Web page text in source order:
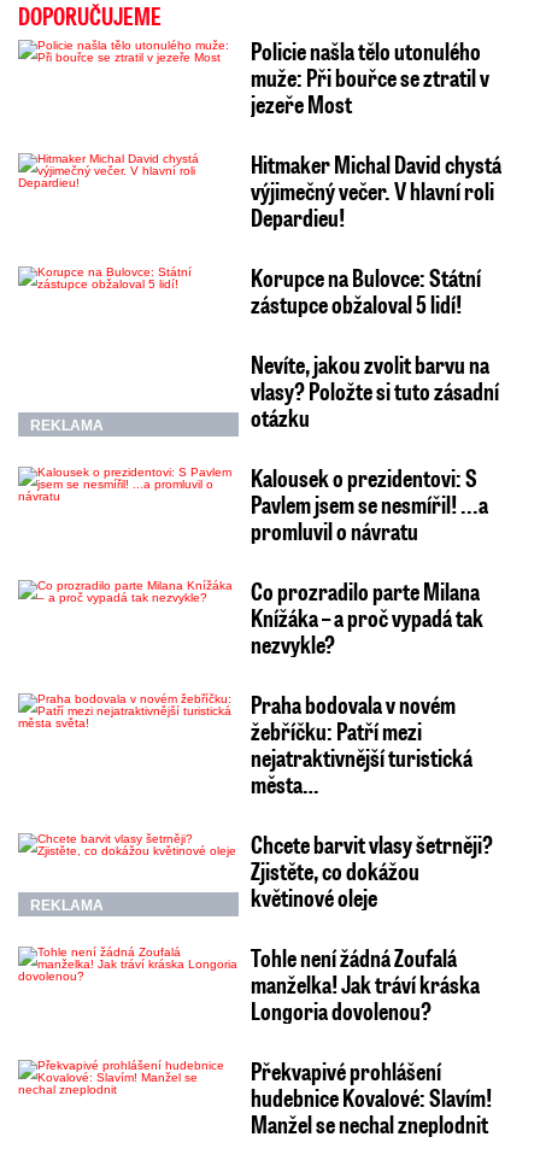
DOPORUČUJEME
Policie našla tělo utonulého
muže: Při bouřce se ztratil v
jezeře Most
Hitmaker Michal David chystá
výjimečný večer. V hlavní roli
Depardieu!
Korupce na Bulovce: Státní
zástupce obžaloval 5 lidí!
REKLAMA
Nevíte, jakou zvolit barvu na
vlasy? Položte si tuto zásadní
otázku
Kalousek o prezidentovi: S
Pavlem jsem se nesmířil! ...a
promluvil o návratu
Co prozradilo parte Milana
Knížáka – a proč vypadá tak
nezvykle?
Praha bodovala v novém
žebříčku: Patří mezi
nejatraktivnější turistická
města…
REKLAMA
Chcete barvit vlasy šetrněji?
Zjistěte, co dokážou
květinové oleje
Tohle není žádná Zoufalá
manželka! Jak tráví kráska
Longoria dovolenou?
Překvapivé prohlášení
hudebnice Kovalové: Slavím!
Manžel se nechal zneplodnit